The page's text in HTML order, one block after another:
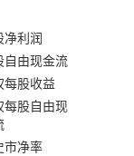
净利润
自由现金流
每股收益
每股自由现
市净率